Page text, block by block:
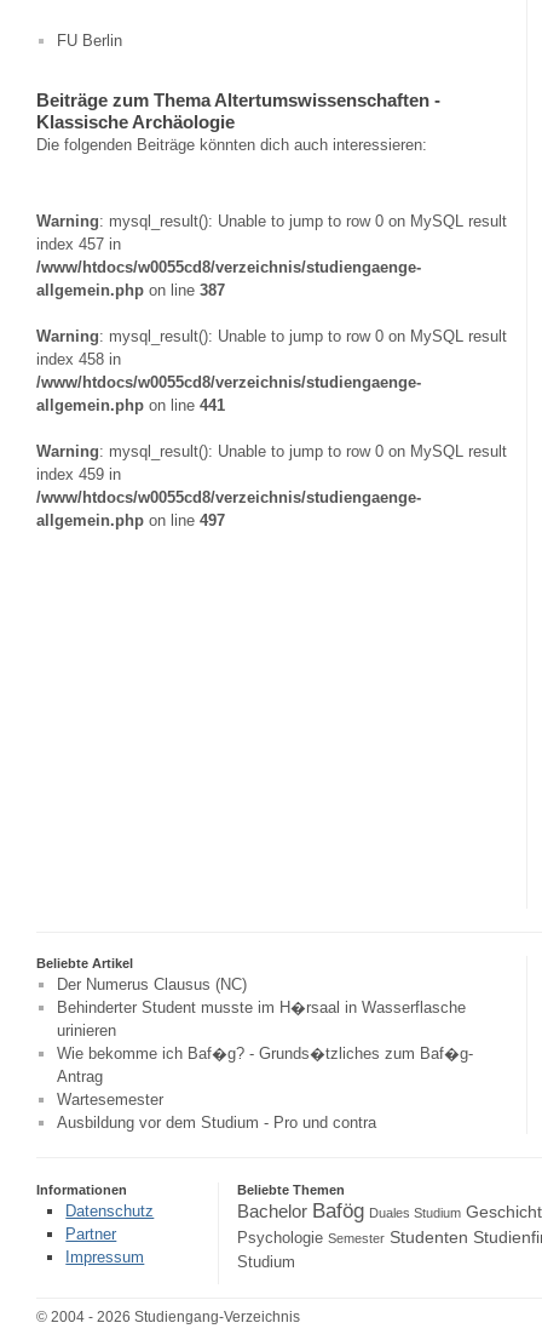
FU Berlin
Beiträge zum Thema Altertumswissenschaften -
Klassische Archäologie
Die folgenden Beiträge könnten dich auch interessieren:
Warning: mysql_result(): Unable to jump to row 0 on MySQL result
index 457 in
/www/htdocs/w0055cd8/verzeichnis/studiengaenge-
allgemein.php on line 387
Warning: mysql_result(): Unable to jump to row 0 on MySQL result
index 458 in
/www/htdocs/w0055cd8/verzeichnis/studiengaenge-
allgemein.php on line 441
Warning: mysql_result(): Unable to jump to row 0 on MySQL result
index 459 in
/www/htdocs/w0055cd8/verzeichnis/studiengaenge-
allgemein.php on line 497
Beliebte Artikel
Der Numerus Clausus (NC)
Behinderter Student musste im H�rsaal in Wasserflasche
urinieren
Wie bekomme ich Baf�g? - Grunds�tzliches zum Baf�g-
Antrag
Wartesemester
Ausbildung vor dem Studium - Pro und contra
Informationen
Datenschutz
Partner
Impressum
Beliebte Themen
Bachelor Bafög Duales Studium
Psychologie Semester Studenten
Studium
© 2004 - 2026 Studiengang-Verzeichnis